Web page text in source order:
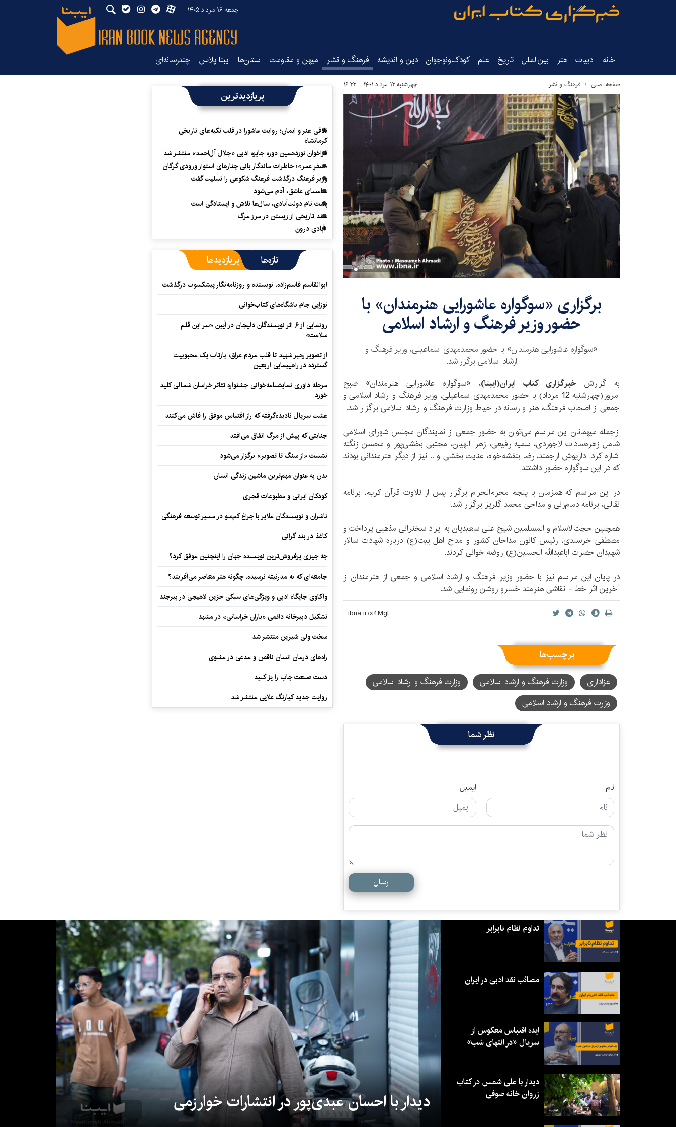
جمعه ۱۶ مرداد ۱۴۰۵
خانه ادبیات هنر بین‌الملل تاریخ‌ علم کودک‌ونوجوان دین و اندیشه فرهنگ و نشر میهن و مقاومت استان‌ها ایبنا پلاس چندرسانه‌ای
صفحه اصلی فرهنگ و نشر چهارشنبه ۱۲ مرداد ۱۴۰۱ - ۱۶:۲۲
برگزاری «سوگواره عاشورایی هنرمندان» با
حضور وزیر فرهنگ و ارشاد اسلامی
«سوگواره عاشورایی هنرمندان» با حضور محمدمهدی اسماعیلی، وزیر فرهنگ و
ارشاد اسلامی برگزار شد.
به گزارش خبرگزاری کتاب ایران‌(ایبنا)، «سوگواره عاشورایی هنرمندان» صبح
امروز(چهارشنبه 12 مرداد) با حضور محمدمهدی اسماعیلی، وزیر فرهنگ و ارشاد اسلامی و
جمعی از اصحاب فرهنگ، هنر و رسانه در حیاط وزارت فرهنگ و ارشاد اسلامی برگزار شد.
ازجمله میهمانان این مراسم می‌توان به حضور جمعی از نمایندگان مجلس شورای اسلامی
شامل زهره‌سادات لاجوردی، سمیه رفیعی، زهرا الهیان، مجتبی بخشی‌پور و محسن زنگنه
اشاره کرد. داریوش ارجمند، رضا بنفشه‌خواه، عنایت بخشی و .. نیز از دیگر هنرمندانی بودند
که در این سوگواره حضور داشتند.
در این مراسم که همزمان با پنجم محرم‌الحرام برگزار پس از تلاوت قرآن کریم، برنامه
نقالی، برنامه دمام‌زنی و مداحی محمد گلریز برگزار شد.
همچنین حجت‌الاسلام و المسلمین شیخ علی سعیدیان به ایراد سخنرانی مذهبی پرداخت و
مصطفی خرسندی، رئیس کانون مداحان کشور و مداح اهل بیت‌(ع) درباره شهادت سالار
شهیدان حضرت اباعبدالله الحسین‌(ع) روضه خوانی کردند.
در پایان این مراسم نیز با حضور وزیر فرهنگ و ارشاد اسلامی و جمعی از هنرمندان از
آخرین اثر خط - نقاشی هنرمند خسرو روشن رونمایی شد.
برچسب‌ها
عزاداری وزارت فرهنگ و ارشاد اسلامی
وزارت فرهنگ و ارشاد اسلامی
وزارت فرهنگ و ارشاد اسلامی
نظر شما
نام ایمیل
ارسال
پربازدیدترین
تلاقی هنر و ایمان؛ روایت عاشورا در قلب تکیه‌های تاریخی
کرمانشاه
فراخوان نوزدهمین دوره جایزه ادبی «جلال آل‌احمد» منتشر شد
«سفرِ عمر»؛ خاطرات ماندگار بانی چنارهای استوار ورودی گرگان
وزیر فرهنگ درگذشت فرهنگ شکوهی را تسلیت گفت
سامسای عاشق، آدم می‌شود
پشت نام دولت‌آبادی، سال‌ها تلاش و ایستادگی است
سند تاریخی از زیستن در مرز مرگ
آبادی درون
تازه‌ها پربازدیدها
ابوالقاسم قاسم‌زاده، نویسنده و روزنامه‌نگار پیشکسوت درگذشت
نوزایی جام باشگاه‌های کتاب‌خوانی
رونمایی از ۶ اثر نویسندگان دلیجان در آیین «سر این قلم
سلامت»
از تصویر رهبر شهید تا قلب مردم عراق؛ بازتاب یک محبوبیت
گسترده در راهپیمایی اربعین
مرحله داوری نمایشنامه‌خوانی جشنواره تئاتر خراسان شمالی کلید
خورد
هشت سریال نادیده‌گرفته که راز اقتباس موفق را فاش می‌کنند
جنایتی که پیش از مرگ اتفاق می‌افتد
نشست «از سنگ تا تصویر» برگزار می‌شود
بدن به عنوان مهم‌ترین ماشین زندگی انسان
کودکان ایرانی و مطبوعات قجری
ناشران و نویسندگان ملایر با چراغ کم‌سو در مسیر توسعه فرهنگی
کاغذ در بند گرانی
چه چیزی پرفروش‌ترین نویسنده جهان را اینچنین موفق کرد؟
جامعه‌ای که به مدرنیته نرسیده، چگونه هنر معاصر می‌آفریند؟
واکاوی جایگاه ادبی و ویژگی‌های سبکی حزین لاهیجی در بیرجند
تشکیل دبیرخانه دائمی «یاران خراسانی» در مشهد
سخت ولی شیرین منتشر شد
راه‌های درمان انسان ناقص و مدعی در مثنوی
دست صنعت چاپ را پرُ کنید
روایت جدید کیارنگ علایی منتشر شد
دیدار با احسان عبدی‌پور در انتشارات خوارزمی
تداوم نظام نابرابر
مصائب نقد ادبی در ایران
ایده اقتباس معکوس از
سریال «در انتهای شب»
دیدار با علی شمس در کتاب
زروان خانه صوفی